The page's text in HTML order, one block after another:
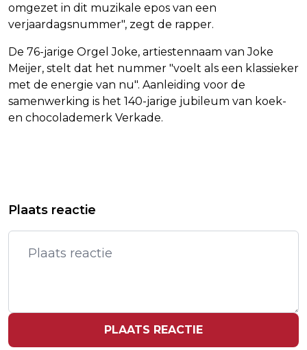
omgezet in dit muzikale epos van een
verjaardagsnummer", zegt de rapper.
De 76-jarige Orgel Joke, artiestennaam van Joke
Meijer, stelt dat het nummer "voelt als een klassieker
met de energie van nu". Aanleiding voor de
samenwerking is het 140-jarige jubileum van koek-
en chocolademerk Verkade.
NAAR 367 MILJOEN EURO
WALL STREET ZAKT DOOR VREES
VOOR LANGDURIGE OORLOG TEGEN
IRAN
Plaats reactie
PLAATS REACTIE